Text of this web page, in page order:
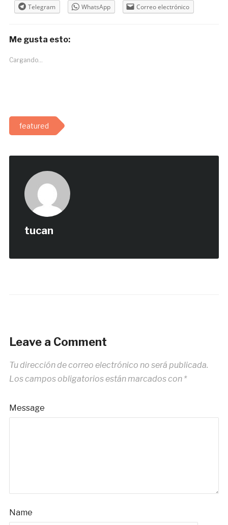
Telegram
WhatsApp Correo electrónico
Me gusta esto:
Cargando...
featured
tucan
Leave a Comment
Tu dirección de correo electrónico no será publicada.
Los campos obligatorios están marcados con *
Message
Name